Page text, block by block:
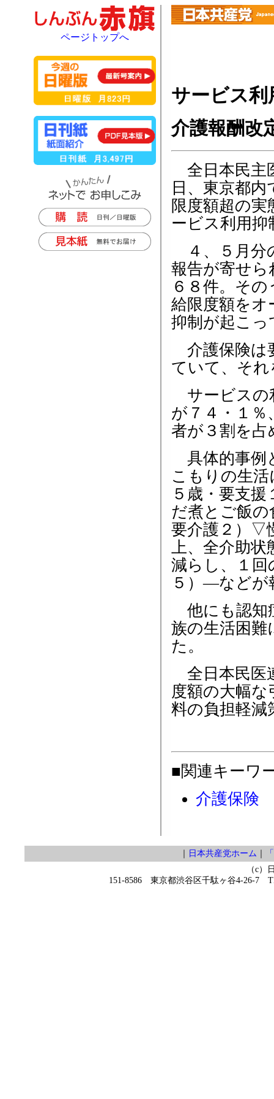
サービス利
介護報酬改
全日本民主
日、東京都
限度額超の
ービス利用
４、５月分
報告が寄せら
６８件。そ
給限度額を
抑制が起こっ
介護保険は
ていて、そ
サービスの
が７４・１％
者が３割を
具体的事例
こもりの生
５歳・要支
だ煮とご飯の
要介護２）▽
上、全介助
減らし、１回
５）―などが
他にも認知
族の生活困
た。
全日本民医
度額の大幅
料の負担軽減
■関連キーワ
介護保険
ページトップへ
｜ 日本共産党ホーム ｜
（c）
151-8586 東京都渋谷区千駄ヶ谷4-26-7